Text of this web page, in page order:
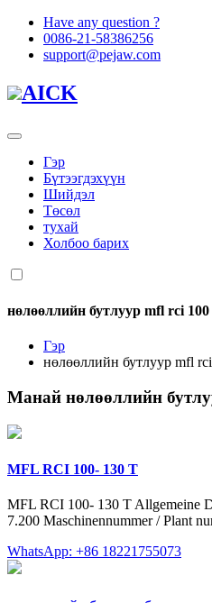
Have any question ?
0086-21-58386256
support@pejaw.com
AICK
Гэр
Бүтээгдэхүүн
Шийдэл
Төсөл
тухай
Холбоо барих
нөлөөллийн бутлуур mfl rci 100
Гэр
нөлөөллийн бутлуур mfl
Манай нөлөөллийн
MFL RCI 100- 130 T
MFL RCI 100- 130 T Allgemeine
7.200 Maschinennummer / Plant
WhatsApp: +86 18221755073